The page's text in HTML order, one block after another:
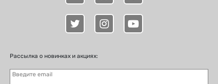
Рассылка о новинках и акциях:
Введите email